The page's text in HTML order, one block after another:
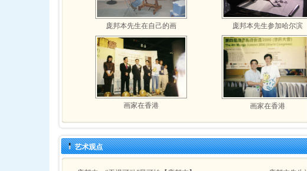
庞邦本先生在自己的画 庞邦本先生参加哈尔滨
画家在香港 画家在香港
艺术观点